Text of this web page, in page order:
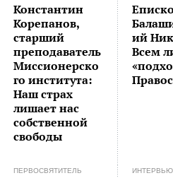
Константин
Корепанов,
старший
преподаватель
Миссионерско
го института:
Наш страх
лишает нас
собственной
свободы
ий
Всем
ПЕРВОСВЯТИТЕЛЬ ИНТЕРВЬЮ